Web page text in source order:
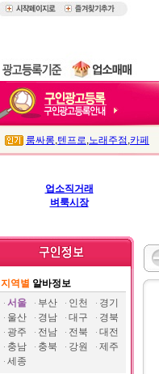
룸싸롱,텐프로,노래주점 ,카페
업소직거래
벼룩시장
지역별 알바정보
서울
부산 인천
경기
울산
경남 대구
경북
광주
전남 전북
대전
충남
충북 강원
제주
세종